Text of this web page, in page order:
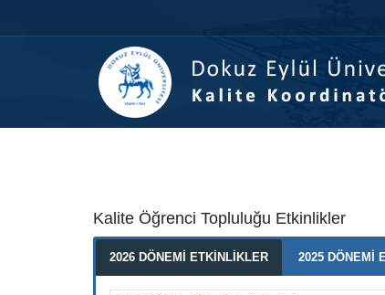
Kalite Öğrenci Topluluğu Etkinlikler
2026 DÖNEMİ ETKİNLİKLER 2025 DÖNEMİ